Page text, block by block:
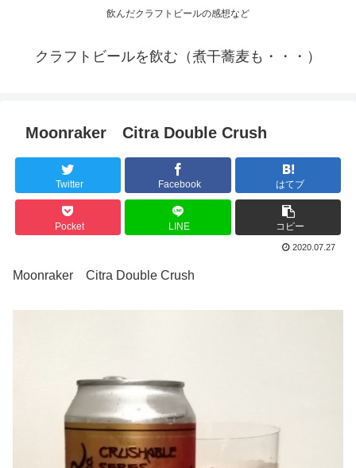
飲んだクラフトビールの感想など
クラフトビールを飲む（煮干蕎麦も・・・）
Moonraker Citra Double Crush
Twitter Facebook はてブ
Pocket LINE コピー
2020.07.27
Moonraker Citra Double Crush